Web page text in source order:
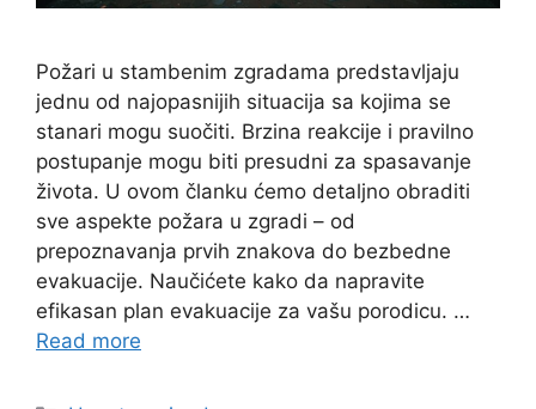
Požari u stambenim zgradama predstavljaju
jednu od najopasnijih situacija sa kojima se
stanari mogu suočiti. Brzina reakcije i pravilno
postupanje mogu biti presudni za spasavanje
života. U ovom članku ćemo detaljno obraditi
sve aspekte požara u zgradi – od
prepoznavanja prvih znakova do bezbedne
evakuacije. Naučićete kako da napravite
efikasan plan evakuacije za vašu porodicu. …
Read more